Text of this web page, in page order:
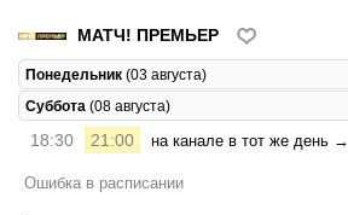
МАТЧ! ПРЕМЬЕР
Понедельник (03 августа)
Суббота (08 августа)
18:30 21:00 на канале в тот же день →
Ошибка в расписании